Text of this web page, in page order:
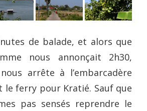
de balade, et alors que
nous annonçait 2h30,
arrête à l’embarcadère
le ferry pour Kratié. Sauf que
pas sensés reprendre le